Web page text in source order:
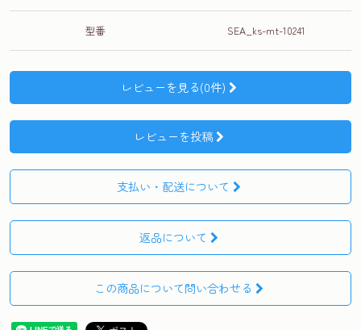
型番 SEA_ks-mt-10241
レビューを見る(0件)
レビューを投稿
支払い・配送について
返品について
この商品について問い合わせる